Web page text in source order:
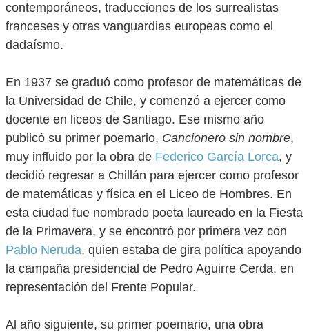
contemporáneos, traducciones de los surrealistas
franceses y otras vanguardias europeas como el
dadaísmo.
En 1937 se graduó como profesor de matemáticas de
la Universidad de Chile, y comenzó a ejercer como
docente en liceos de Santiago. Ese mismo año
publicó su primer poemario, Cancionero sin nombre,
muy influido por la obra de Federico García Lorca, y
decidió regresar a Chillán para ejercer como profesor
de matemáticas y física en el Liceo de Hombres. En
esta ciudad fue nombrado poeta laureado en la Fiesta
de la Primavera, y se encontró por primera vez con
Pablo Neruda, quien estaba de gira política apoyando
la campaña presidencial de Pedro Aguirre Cerda, en
representación del Frente Popular.
Al año siguiente, su primer poemario, una obra